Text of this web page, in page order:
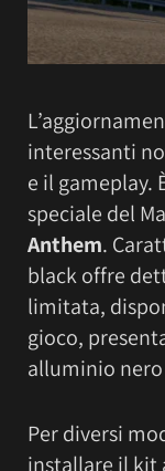
interessanti
e il gameplay.
speciale del
Anthem.
black offre
limitata,
gioco,
alluminio
Per diversi
installare il kit